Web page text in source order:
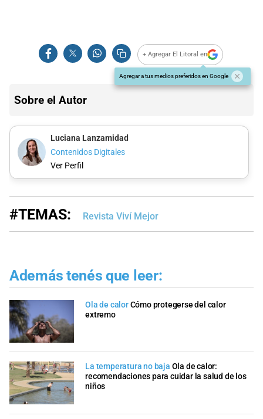
+ Agregar El Litoral en
Agregar a tus medios preferidos en Google
Sobre el Autor
Luciana Lanzamidad
Contenidos Digitales
Ver Perfil
#TEMAS: Revista Viví Mejor
Además tenés que leer:
Ola de calorCómo protegerse del calor
extremo
La temperatura no baja Ola de calor:
recomendaciones para cuidar la salud de los
niños